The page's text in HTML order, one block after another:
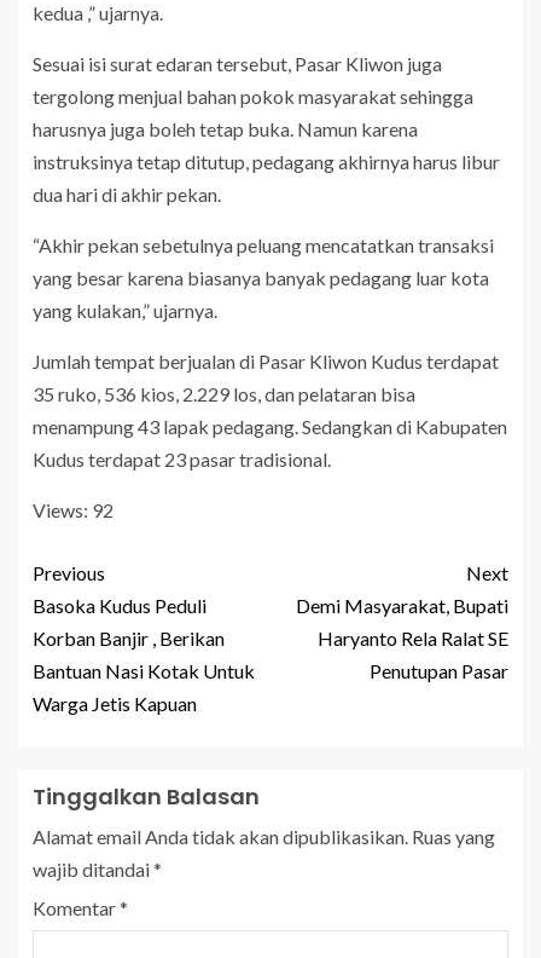
kedua ,” ujarnya.
Sesuai isi surat edaran tersebut, Pasar Kliwon juga
tergolong menjual bahan pokok masyarakat sehingga
harusnya juga boleh tetap buka. Namun karena
instruksinya tetap ditutup, pedagang akhirnya harus libur
dua hari di akhir pekan.
“Akhir pekan sebetulnya peluang mencatatkan transaksi
yang besar karena biasanya banyak pedagang luar kota
yang kulakan,” ujarnya.
Jumlah tempat berjualan di Pasar Kliwon Kudus terdapat
35 ruko, 536 kios, 2.229 los, dan pelataran bisa
menampung 43 lapak pedagang. Sedangkan di Kabupaten
Kudus terdapat 23 pasar tradisional.
Views: 92
Previous
Basoka Kudus Peduli
Korban Banjir , Berikan
Bantuan Nasi Kotak Untuk
Warga Jetis Kapuan
Next
Demi Masyarakat, Bupati
Haryanto Rela Ralat SE
Penutupan Pasar
Tinggalkan Balasan
Alamat email Anda tidak akan dipublikasikan. Ruas yang
wajib ditandai*
Komentar*